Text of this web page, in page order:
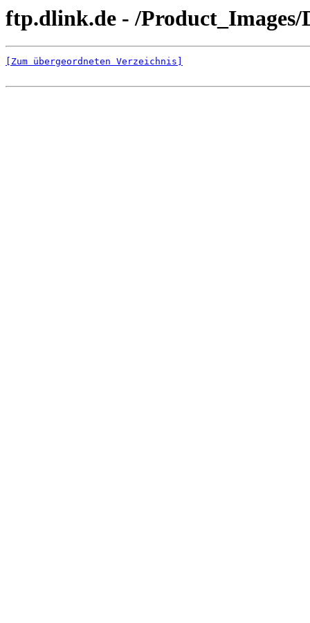
ftp.dlink.de - /Product_Images/
[Zum übergeordneten Verzeichnis]